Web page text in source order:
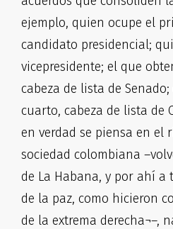
ejemplo, quien ocupe el
candidato presidencial;
vicepresidente; el que
cabeza de lista de
cuarto, cabeza de lista de
en verdad se piensa en el
sociedad colombiana
de La Habana, y por ahí a
de la paz, como hicieron
de la extrema derecha¬–,